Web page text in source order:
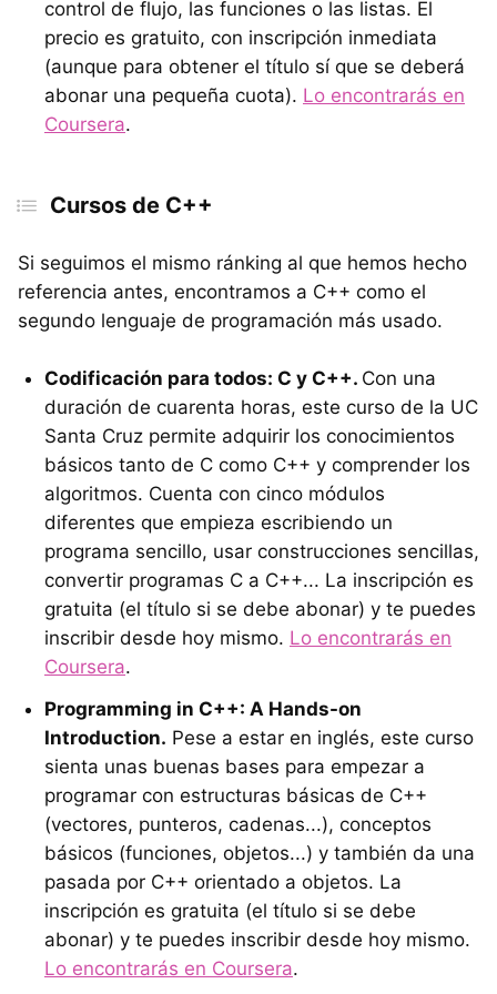
control de flujo, las funciones o las listas. El
precio es gratuito, con inscripción inmediata
(aunque para obtener el título sí que se deberá
abonar una pequeña cuota). Lo encontrarás en
Coursera.
Cursos de C++
Si seguimos el mismo ránking al que hemos hecho
referencia antes, encontramos a C++ como el
segundo lenguaje de programación más usado.
Codificación para todos: C y C++. Con una
duración de cuarenta horas, este curso de la UC
Santa Cruz permite adquirir los conocimientos
básicos tanto de C como C++ y comprender los
algoritmos. Cuenta con cinco módulos
diferentes que empieza escribiendo un
programa sencillo, usar construcciones sencillas,
convertir programas C a C++... La inscripción es
gratuita (el título si se debe abonar) y te puedes
inscribir desde hoy mismo. Lo encontrarás en
Coursera.
Programming in C++: A Hands-on
Introduction. Pese a estar en inglés, este curso
sienta unas buenas bases para empezar a
programar con estructuras básicas de C++
(vectores, punteros, cadenas...), conceptos
básicos (funciones, objetos...) y también da una
pasada por C++ orientado a objetos. La
inscripción es gratuita (el título si se debe
abonar) y te puedes inscribir desde hoy mismo.
Lo encontrarás en Coursera.